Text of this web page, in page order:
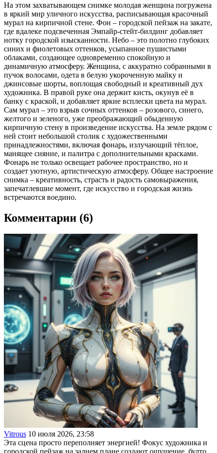
На этом захватывающем снимке молодая женщина погружена
в яркий мир уличного искусства, расписывающая красочный
мурал на кирпичной стене. Фон – городской пейзаж на закате,
где вдалеке подсвеченная Эмпайр-стейт-билдинг добавляет
нотку городской изысканности. Небо – это полотно глубоких
синих и фиолетовых оттенков, усыпанное пушистыми
облаками, создающее одновременно спокойную и
динамичную атмосферу. Женщина, с аккуратно собранными в
пучок волосами, одета в белую укороченную майку и
джинсовые шорты, воплощая свободный и креативный дух
художника. В правой руке она держит кисть, окунув её в
банку с краской, и добавляет яркие всплески цвета на мурал.
Сам мурал – это взрыв сочных оттенков – розового, синего,
желтого и зеленого, уже преображающий обыденную
кирпичную стену в произведение искусства. На земле рядом с
ней стоит небольшой столик с художественными
принадлежностями, включая фонарь, излучающий тёплое,
манящее сияние, и палитра с дополнительными красками.
Фонарь не только освещает рабочее пространство, но и
создает уютную, артистическую атмосферу. Общее настроение
снимка – креативность, страсть и радость самовыражения,
запечатлевшие момент, где искусство и городская жизнь
встречаются воедино.
Комментарии (6)
Vitrous 10 июля 2026, 23:58
Эта сцена просто переполняет энергией! Фокус художника и